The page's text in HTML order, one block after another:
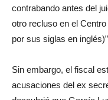
contrabando antes del
otro recluso en el
por sus siglas en
Sin embargo, el fiscal
acusaciones del ex